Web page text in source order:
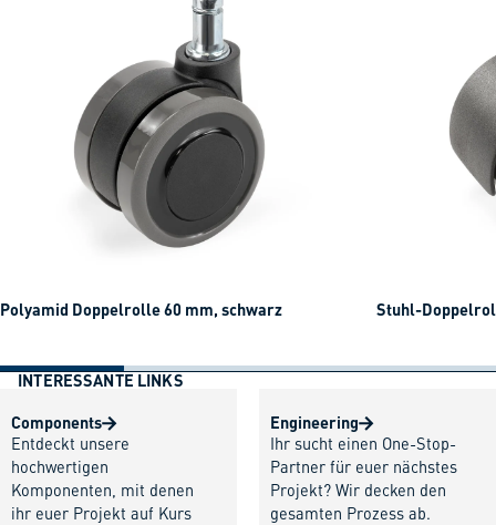
Polyamid Doppelrolle 60 mm, schwarz Stuhl-
INTERESSANTE LINKS
Components
Entdeckt unsere
hochwertigen
Komponenten, mit denen
ihr euer Projekt auf Kurs
Engineering
Ihr sucht einen One-Stop-
Partner für euer nächstes
Projekt? Wir decken den
gesamten Prozess ab.